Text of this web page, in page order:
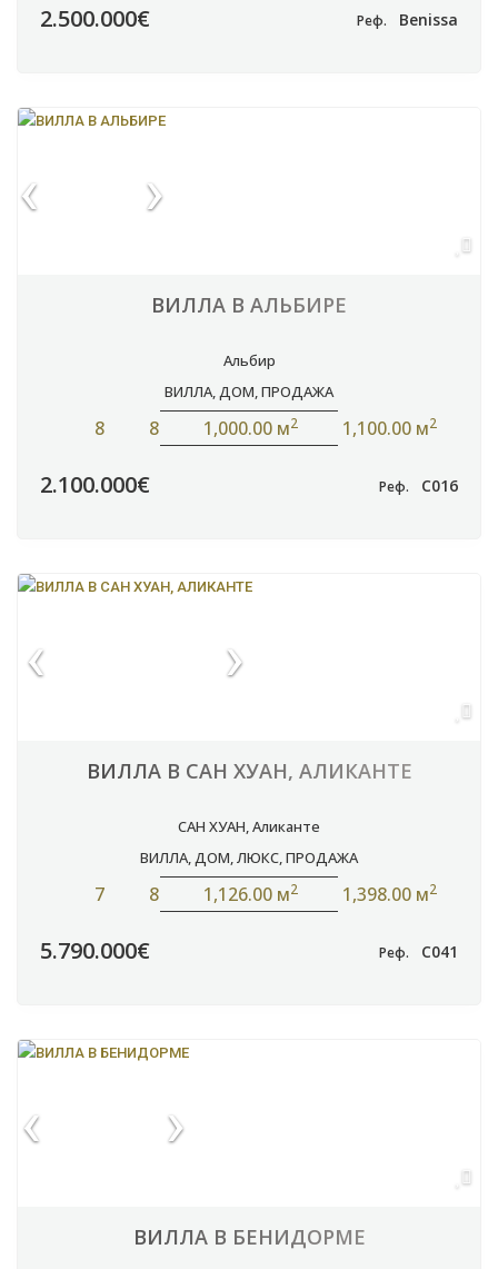
2.500.000€ Реф. Benissa
ВИЛЛА В АЛЬБИРЕ
Альбир
ВИЛЛА,ДОМ,ПРОДАЖА
8 8 1,000.00 м2 1,100.00 м2
2.100.000€ Реф. C016
ВИЛЛА В САН ХУАН, АЛИКАНТЕ
САН ХУАН,Аликанте
ВИЛЛА,ДОМ,ЛЮКС,ПРОДАЖА
7 8 1,126.00 м2 1,398.00 м2
5.790.000€ Реф. C041
ВИЛЛА В БЕНИДОРМЕ